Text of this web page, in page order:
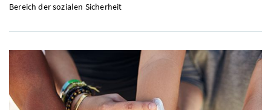
Bereich der sozialen Sicherheit